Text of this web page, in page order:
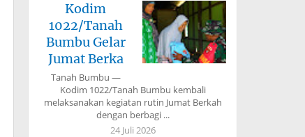
Kodim
1022/Tanah
Bumbu Gelar
Jumat Berka
Tanah Bumbu —
Kodim 1022/Tanah Bumbu kembali
melaksanakan kegiatan rutin Jumat Berkah
dengan berbagi ...
24 Juli 2026